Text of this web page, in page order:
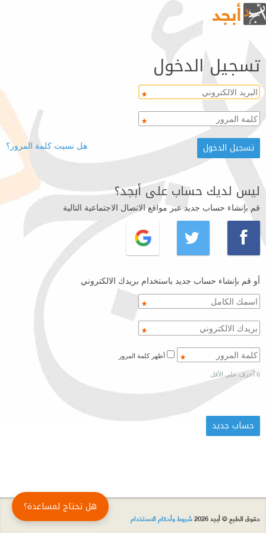
تسجيل الدخول
هل نسيت كلمة المرور؟
ليس لديك حساب على أبجد؟
قم بإنشاء حساب جديد عبر مواقع الاتصال الاجتماعية التالية
أو قم بإنشاء حساب جديد باستخدام بريدك الالكتروني
6 أحرف على الأقل
حقوق الطبع © أبجد 2026 شروط وأحكام الاستخدام
هل تحتاج لمساعدة؟